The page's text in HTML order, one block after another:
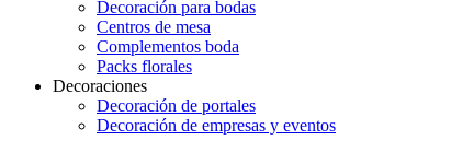
Decoración para bodas
Centros de mesa
Complementos boda
Packs florales
Decoraciones
Decoración de portales
Decoración de empresas y eventos